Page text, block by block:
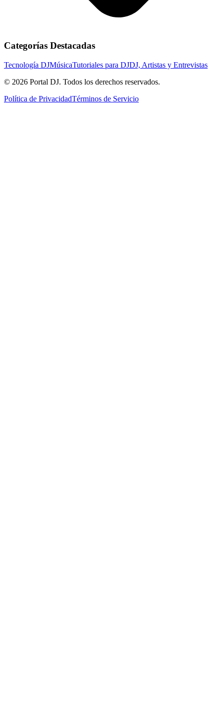
Categorías Destacadas
Tecnología DJMúsicaTutoriales para DJDJ, Artistas y Entrevistas
© 2026 Portal DJ. Todos los derechos reservados.
Política de PrivacidadTérminos de Servicio